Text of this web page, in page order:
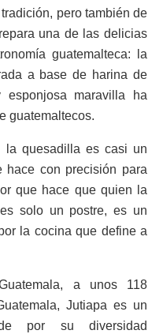
pero también de
una de las delicias
guatemalteca: la
a base de harina de
maravilla ha
guatemaltecos.
la quesadilla es casi un
con precisión para
que hace que quien la
solo un postre, es un
la cocina que define a
a unos 118
Jutiapa es un
por su diversidad